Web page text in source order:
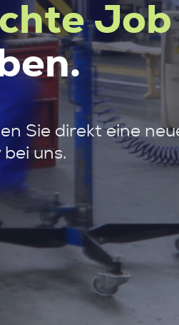
Job
Sie direkt eine
uns.